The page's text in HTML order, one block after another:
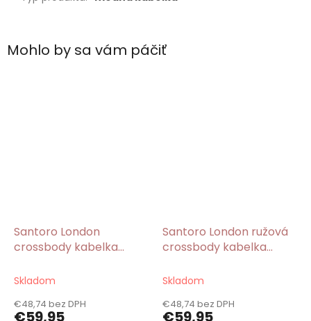
Mohlo by sa vám páčiť
Santoro London
crossbody kabelka
Skladom
€48,74 bez DPH
€59,95
Santoro London ružová
crossbody kabelka
Skladom
€48,74 bez DPH
€59,95